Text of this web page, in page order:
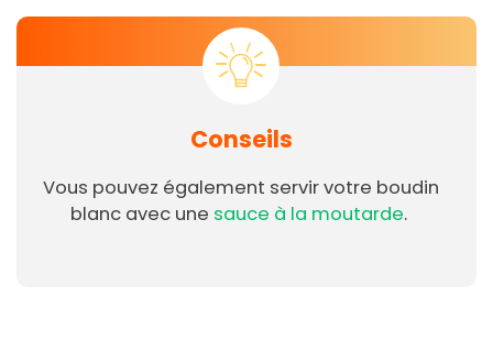
Conseils
Vous pouvez également servir votre boudin
blanc avec une sauce à la moutarde.